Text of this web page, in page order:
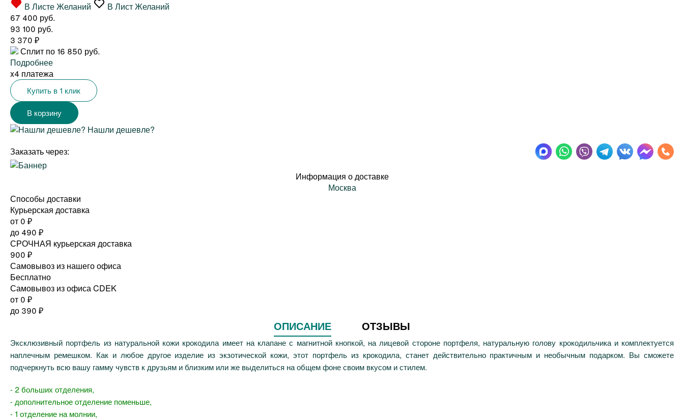
В Листе Желаний
В Лист Желаний
67 400 руб.
93 100 руб.
3 370 ₽
Сплит по 16 850 руб.
Подробнее
x4 платежа
Купить в 1 клик
Нашли дешевле?
Заказать через:
Информация о доставке
Москва
Способы доставки
Курьерская доставка
от 0 ₽
до 490 ₽
СРОЧНАЯ курьерская доставка
900 ₽
Самовывоз из нашего офиса
Бесплатно
Самовывоз из офиса CDEK
от 0 ₽
до 390 ₽
ОПИСАНИЕ ОТЗЫВЫ
Эксклюзивный портфель из натуральной кожи крокодила имеет на клапане с магнитной кнопкой, на лицевой стороне портфеля, натуральную голову крокодильчика и комплектуется
наплечным ремешком. Как и любое другое изделие из экзотической кожи, этот портфель из крокодила, станет действительно практичным и необычным подарком. Вы сможете
подчеркнуть всю вашу гамму чувств к друзьям и близким или же выделиться на общем фоне своим вкусом и стилем.
- 2 больших отделения,
- дополнительное отделение поменьше,
- 1 отделение на молнии,